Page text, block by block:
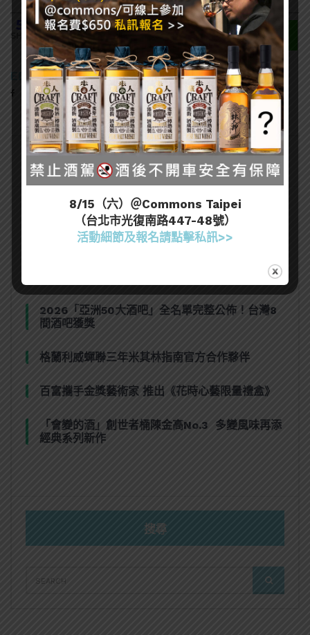
509
SHARES
EDITOR
熱門文章
又惹川普不開心！美國向加拿大烈酒重課50%關
2026「亞洲50大酒吧」全名單完整公佈！台灣8
間酒吧獲獎
格蘭利威蟬聯三年米其林指南官方合作夥伴
百富攜手金獎藝術家 推出《花時心藝限量禮盒》
「會變的酒」創世者桶陳金高No.3 多變風味再添
經典系列新作
搜尋
FOR:
SEARCH
8/15（六）＠Commons Taipei
（台北市光復南路447-48號）
活動細節及報名請點擊私訊>>